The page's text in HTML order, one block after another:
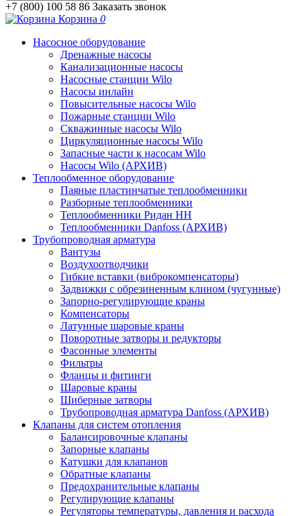
+7 (800) 100 58 86 Заказать звонок
Корзина 0
Насосное оборудование
Дренажные насосы
Канализационные насосы
Насосные станции Wilo
Насосы инлайн
Повысительные насосы Wilo
Пожарные станции Wilo
Скважинные насосы Wilo
Циркуляционные насосы Wilo
Запасные части к насосам Wilo
Насосы Wilo (АРХИВ)
Теплообменное оборудование
Паяные пластинчатые теплообменники
Разборные теплообменники
Теплообменники Ридан НН
Теплообменники Danfoss (АРХИВ)
Трубопроводная арматура
Вантузы
Воздухоотводчики
Гибкие вставки (виброкомпенсаторы)
Задвижки с обрезиненным клином (чугунные)
Запорно-регулирующие краны
Компенсаторы
Латунные шаровые краны
Поворотные затворы и редукторы
Фасонные элементы
Фильтры
Фланцы и фитинги
Шаровые краны
Шиберные затворы
Трубопроводная арматура Danfoss (АРХИВ)
Клапаны для систем отопления
Балансировочные клапаны
Запорные клапаны
Катушки для клапанов
Обратные клапаны
Предохранительные клапаны
Регулирующие клапаны
Регуляторы температуры, давления и расхода